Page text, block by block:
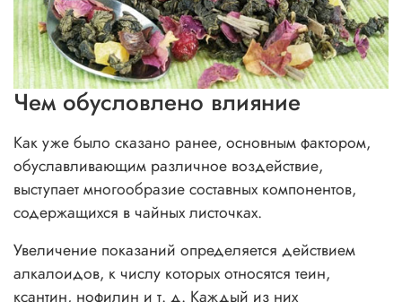
Чем обусловлено влияние
Как уже было сказано ранее, основным фактором,
обуславливающим различное воздействие,
выступает многообразие составных компонентов,
содержащихся в чайных листочках.
Увеличение показаний определяется действием
алкалоидов, к числу которых относятся теин,
ксантин, нофилин и т. д. Каждый из них